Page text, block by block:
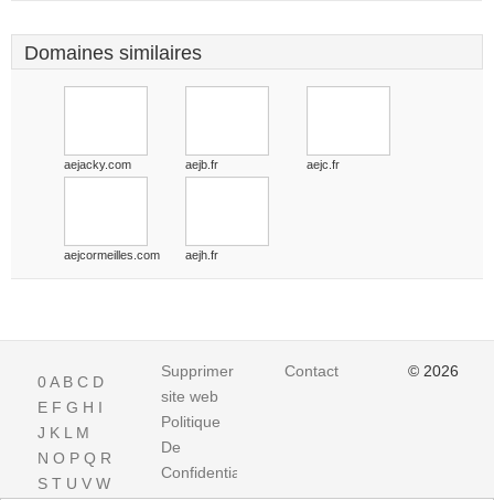
Domaines similaires
aejacky.com aejb.fr aejc.fr
aejcormeilles.com aejh.fr
0A B C D
E F G H I
J K L M
N O P Q R
S T U V W
Supprimer
site web
Politique
De
Confidentialite
Contact © 2026